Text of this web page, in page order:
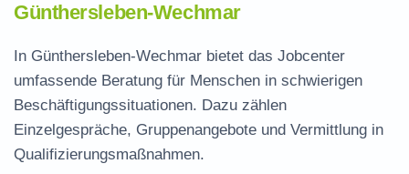
Günthersleben-Wechmar
In Günthersleben-Wechmar bietet das Jobcenter
umfassende Beratung für Menschen in schwierigen
Beschäftigungssituationen. Dazu zählen
Einzelgespräche, Gruppenangebote und Vermittlung in
Qualifizierungsmaßnahmen.